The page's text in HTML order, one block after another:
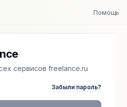
Помощь
сервисов freelance.ru
Забыли пароль?